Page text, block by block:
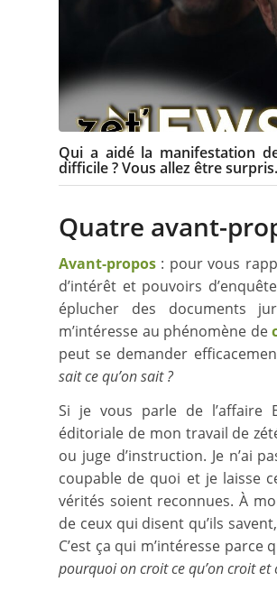
Qui a aidé la manifestation
difficile ? Vous allez être
Quatre avant-
Avant-propos : pour vous
d’intérêt et pouvoirs
éplucher des documents
m’intéresse au phénomène de
peut se demander
sait ce qu’on sait ?
Si je vous parle de l’affaire
éditoriale de mon travail de
ou juge d’instruction. Je n’ai
coupable de quoi et je laisse
vérités soient reconnues. À
de ceux qui disent qu’ils
C’est ça qui m’intéresse
pourquoi on croit ce qu’on croit et